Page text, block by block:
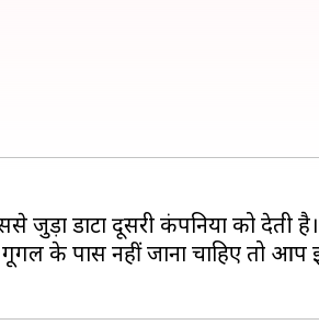
डाटा दूसरी कंपनियों को देती है।
के पास नहीं जाना चाहिए तो